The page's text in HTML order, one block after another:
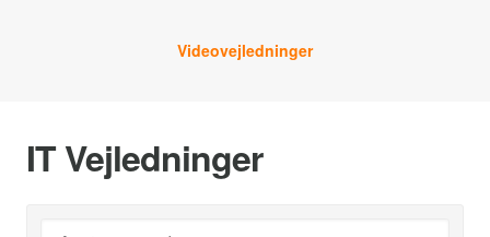
Videovejledninger
IT Vejledninger